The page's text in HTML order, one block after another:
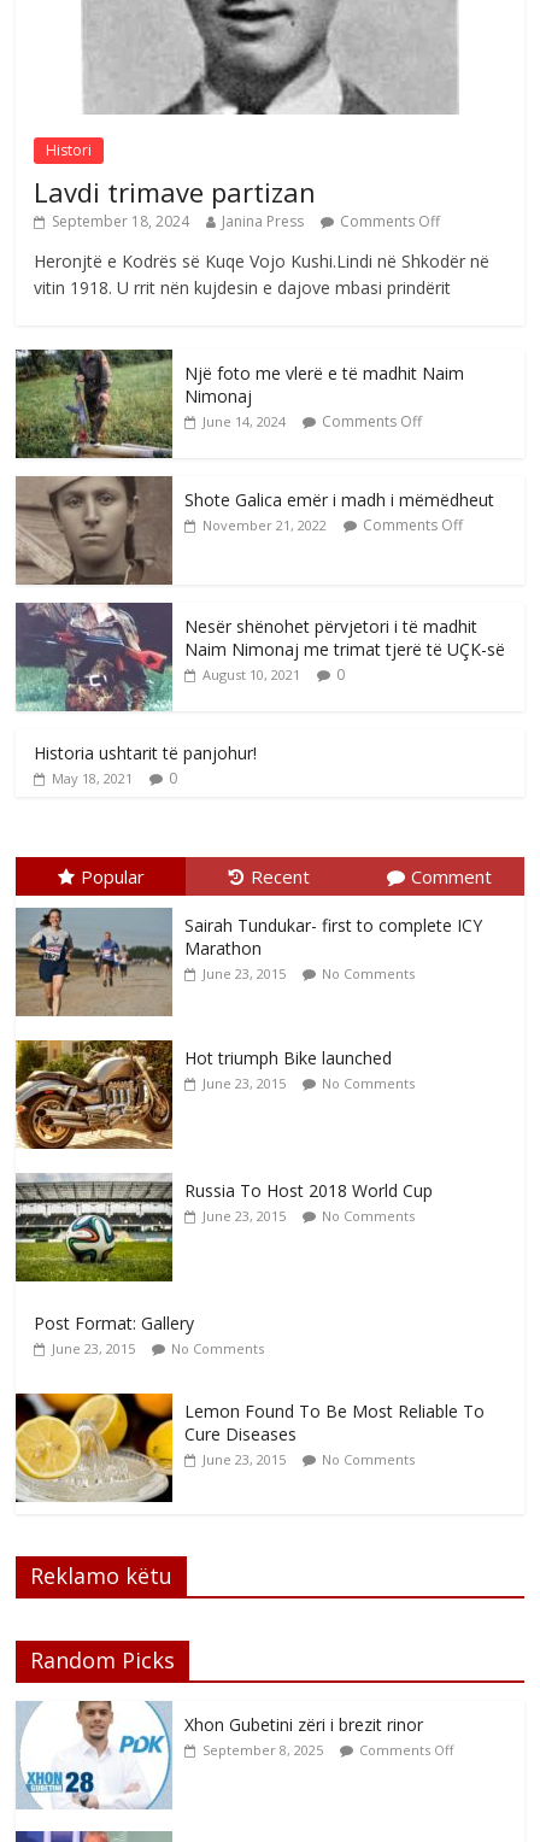
Postim me vlera nga artistja e mirëfilltë
Mimoza Gjoni
August 6, 2026 Comments Off
Histori
Lavdi trimave partizan
September 18, 2024 Janina Press Comments Off
Heronjtë e Kodrës së Kuqe Vojo Kushi.Lindi në Shkodër në
vitin 1918. U rrit nën kujdesin e dajove mbasi prindërit
Një foto me vlerë e të madhit Naim
Nimonaj
June 14, 2024 Comments Off
Shote Galica emër i madh i mëmëdheut
November 21, 2022 Comments Off
Nesër shënohet përvjetori i të madhit
Naim Nimonaj me trimat tjerë të UÇK-së
August 10, 2021 0
Historia ushtarit të panjohur!
May 18, 2021 0
Popular Recent Comment
Sairah Tundukar- first to complete ICY
Marathon
June 23, 2015 No Comments
Hot triumph Bike launched
June 23, 2015 No Comments
Russia To Host 2018 World Cup
June 23, 2015 No Comments
Post Format: Gallery
June 23, 2015 No Comments
Lemon Found To Be Most Reliable To
Cure Diseases
June 23, 2015 No Comments
Reklamo këtu
Random Picks
Xhon Gubetini zëri i brezit rinor
September 8, 2025 Comments Off